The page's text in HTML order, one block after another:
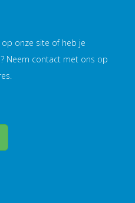
onze site of heb je
Neem contact met ons op